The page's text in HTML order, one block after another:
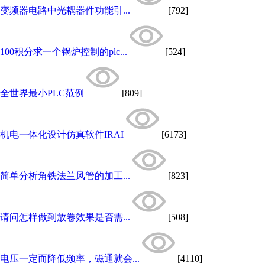
变频器电路中光耦器件功能引... [792]
100积分求一个锅炉控制的plc... [524]
全世界最小PLC范例 [809]
机电一体化设计仿真软件IRAI [6173]
简单分析角铁法兰风管的加工... [823]
请问怎样做到放卷效果是否需... [508]
电压一定而降低频率，磁通就会... [4110]